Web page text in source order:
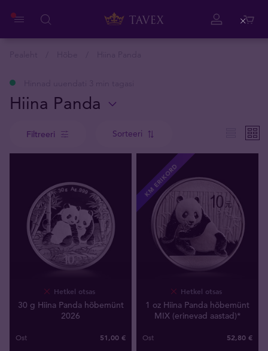
Hiina Panda
Filtreeri Sorteeri
Hetkel otsas
30 g Hiina Panda hõbemünt
2026
Ost 51,00 €
KM ERIKORD
Hetkel otsas
1 oz Hiina Panda hõbemünt
MIX (erinevad aastad)*
Ost 52,80 €
Close